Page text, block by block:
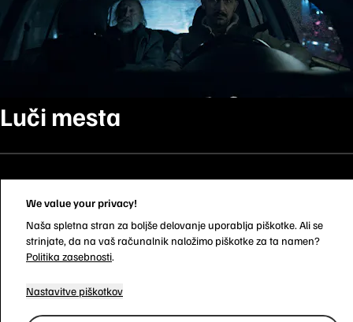
Luči mesta
We value your privacy!
Naša spletna stran za boljše delovanje uporablja piškotke. Ali se
strinjate, da na vaš računalnik naložimo piškotke za ta namen?
Politika zasebnosti.
Nastavitve piškotkov